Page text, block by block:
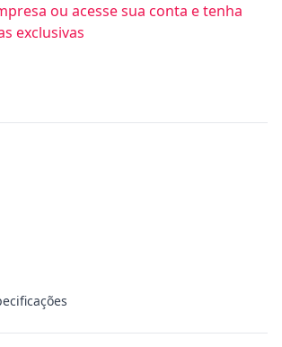
ou acesse sua conta e tenha
exclusivas
no Whatsapp